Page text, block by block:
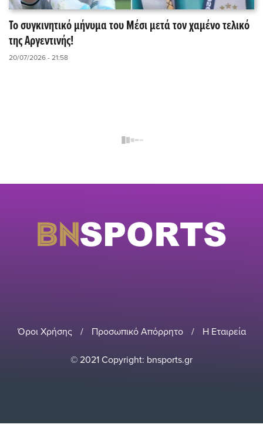
Το συγκινητικό μήνυμα του Μέσι μετά τον χαμένο τελικό
της Αργεντινής!
20/07/2026 - 21:58
Όροι Χρήσης / Προσωπικό Απόρρητο / Η Εταιρεία
© 2021 Copyright: bnsports.gr